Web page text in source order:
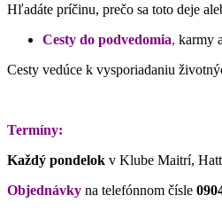
Hľadáte príčinu, prečo sa toto deje
Cesty do podvedomia, karmy
Cesty vedúce k vysporiadaniu
Termíny:
Každý pondelok v Klube Maitrí,
Objednávky na telefónnom čísle